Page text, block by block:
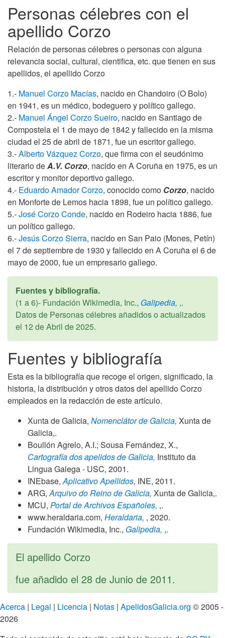
Personas célebres con el
apellido Corzo
Relación de personas célebres o personas con alguna
relevancia social, cultural, cientifica, etc. que tienen en sus
apellidos, el apellido Corzo
1.- Manuel Corzo Macías, nacido en Chandoiro (O Bolo)
en 1941, es un médico, bodeguero y político gallego.
2.- Manuel Ángel Corzo Sueiro, nacido en Santiago de
Compostela el 1 de mayo de 1842 y fallecido en la misma
ciudad el 25 de abril de 1871, fue un escritor gallego.
3.-Alberto Vázquez Corzo, que firma con el seudónimo
literario deA.V. Corzo, nacido en A Coruña en 1975, es un
escritor y monitor deportivo gallego.
4.- Eduardo Amador Corzo, conocido como Corzo, nacido
en Monforte de Lemos hacia 1898, fue un político gallego.
5.-José Corzo Conde, nacido en Rodeiro hacia 1886, fue
un político gallego.
6.-Jesús Corzo Sierra, nacido en San Paio (Mones, Petín)
el 7 de septiembre de 1930 y fallecido en A Coruña el 6 de
mayo de 2000, fue un empresario gallego.
Fuentes y bibliografía.
(1 a 6)- Fundación Wikimedia, Inc., Galipedia, ,.
Datos de Personas célebres añadidos o actualizados
el 12 de Abril de 2025.
Fuentes y bibliografía
Esta es la bibliografía que recoge el origen, significado, la
historia, la distribución y otros datos del apellido Corzo
empleados en la redacción de este artículo.
Xunta de Galicia, Nomenclátor de Galicia, Xunta de
Galicia,.
Boullón Agrelo, A.I.; Sousa Fernández, X.,
Cartografía dos apelidos de Galicia, Instituto da
Lingua Galega - USC, 2001.
INEbase, Aplicativo Apellidos, INE, 2011.
ARG, Arquivo do Reino de Galicia, Xunta de Galicia,.
MCU, Portal de Archivos Españoles, ,.
www.heraldaria.com, Heraldaria, , 2020.
Fundación Wikimedia, Inc., Galipedia, ,.
El apellido Corzo
fue añadido el 28 de Junio de 2011.
Acerca | Legal | Licencia | Notas | ApelidosGalicia.org © 2005 -
2026